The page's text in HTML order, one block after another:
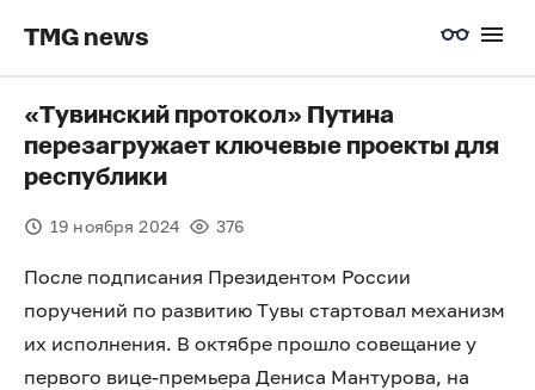
TMG news
«Тувинский протокол» Путина
перезагружает ключевые проекты для
республики
19 ноября 2024 376
После подписания Президентом России
поручений по развитию Тувы стартовал механизм
их исполнения. В октябре прошло совещание у
первого вице-премьера Дениса Мантурова, на